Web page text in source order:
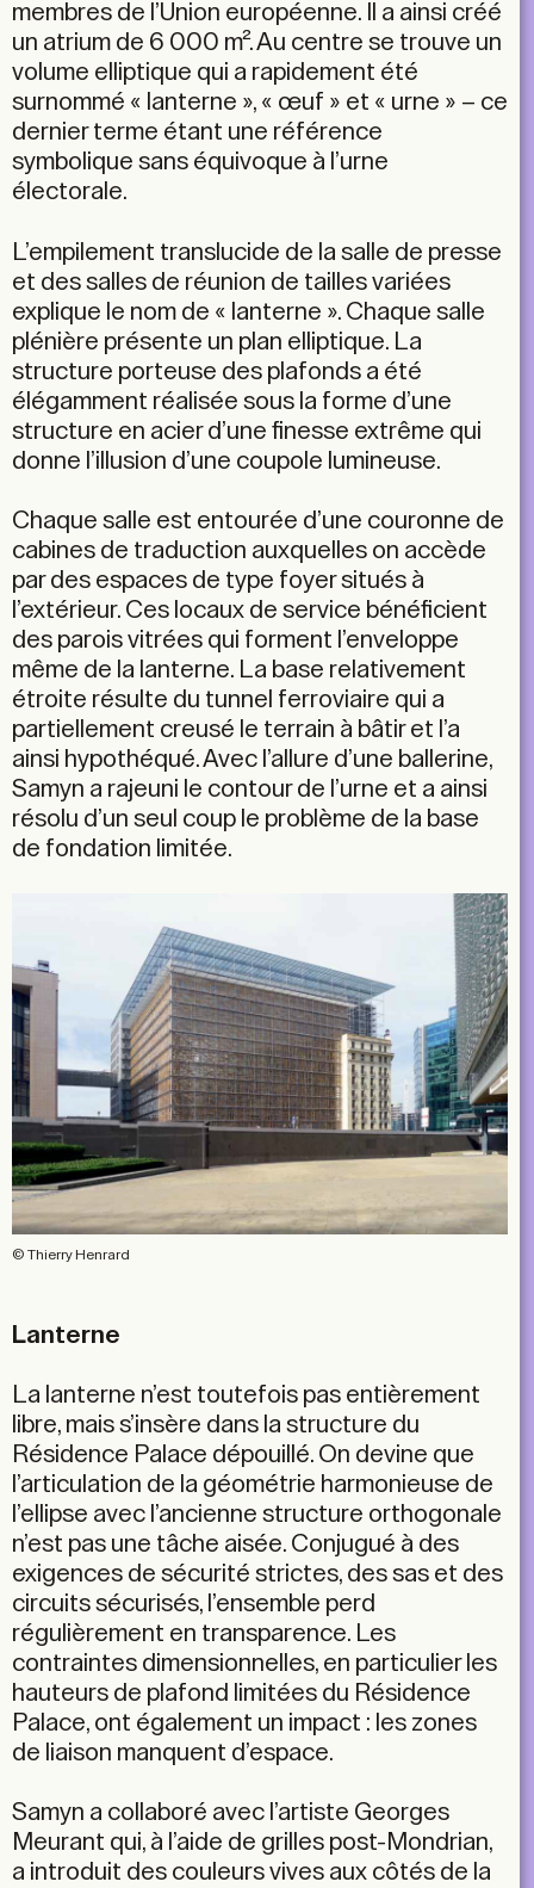
membres de l’Union européenne. Il a ainsi créé
un atrium de 6 000 m². Au centre se trouve un
volume elliptique qui a rapidement été
surnommé « lanterne », « œuf » et « urne » – ce
dernier terme étant une référence
symbolique sans équivoque à l’urne
électorale.
L’empilement translucide de la salle de presse
et des salles de réunion de tailles variées
explique le nom de « lanterne ». Chaque salle
plénière présente un plan elliptique. La
structure porteuse des plafonds a été
élégamment réalisée sous la forme d’une
structure en acier d’une finesse extrême qui
donne l’illusion d’une coupole lumineuse.
Chaque salle est entourée d’une couronne de
cabines de traduction auxquelles on accède
par des espaces de type foyer situés à
l’extérieur. Ces locaux de service bénéficient
des parois vitrées qui forment l’enveloppe
même de la lanterne. La base relativement
étroite résulte du tunnel ferroviaire qui a
partiellement creusé le terrain à bâtir et l’a
ainsi hypothéqué. Avec l’allure d’une ballerine,
Samyn a rajeuni le contour de l’urne et a ainsi
résolu d’un seul coup le problème de la base
de fondation limitée.
© Thierry Henrard
Lanterne
La lanterne n’est toutefois pas entièrement
libre, mais s’insère dans la structure du
Résidence Palace dépouillé. On devine que
l’articulation de la géométrie harmonieuse de
l’ellipse avec l’ancienne structure orthogonale
n’est pas une tâche aisée. Conjugué à des
exigences de sécurité strictes, des sas et des
circuits sécurisés, l’ensemble perd
régulièrement en transparence. Les
contraintes dimensionnelles, en particulier les
hauteurs de plafond limitées du Résidence
Palace, ont également un impact : les zones
de liaison manquent d’espace.
Samyn a collaboré avec l’artiste Georges
Meurant qui, à l’aide de grilles post-Mondrian,
a introduit des couleurs vives aux côtés de la